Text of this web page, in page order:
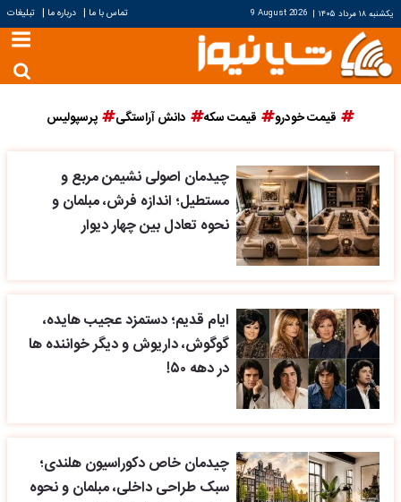
یکشنبه ۱۸ مرداد ۱۴۰۵ |
9 August 2026 تماس با ما | درباره ما | تبلیغات
قیمت خودرو قیمت سکه دانش آراستگی پرسپولیس
چیدمان اصولی نشیمن مربع و
مستطیل؛ اندازه فرش، مبلمان و
نحوه تعادل بین چهار دیوار
ایام قدیم؛ دستمزد عجیب هایده،
گوگوش، داریوش و دیگر خواننده ها
در دهه ۵۰!
چیدمان خاص دکوراسیون هلندی؛
سبک طراحی داخلی، مبلمان و نحوه